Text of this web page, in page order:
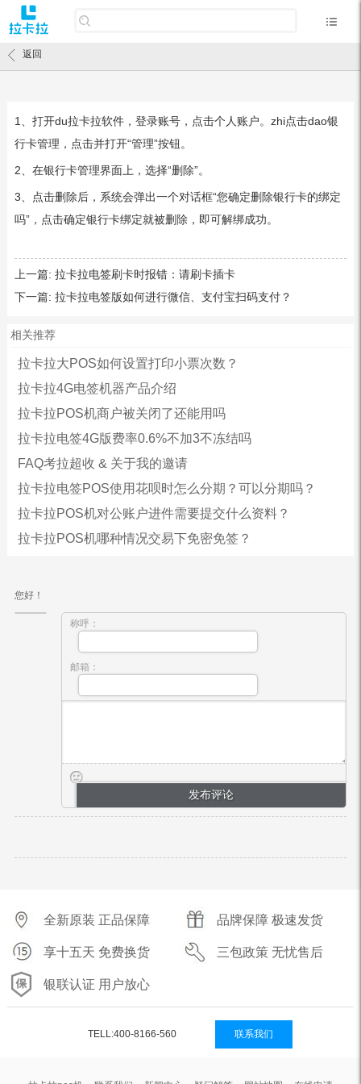
返回
1、打开du拉卡拉软件，登录账号，点击个人账户。zhi点击dao银
行卡管理，点击并打开“管理”按钮。
2、在银行卡管理界面上，选择“删除”。
3、点击删除后，系统会弹出一个对话框“您确定删除银行卡的绑定
吗”，点击确定银行卡绑定就被删除，即可解绑成功。
上一篇: 拉卡拉电签刷卡时报错：请刷卡插卡
下一篇: 拉卡拉电签版如何进行微信、支付宝扫码支付？
相关推荐
拉卡拉大POS如何设置打印小票次数？
拉卡拉4G电签机器产品介绍
拉卡拉POS机商户被关闭了还能用吗
拉卡拉电签4G版费率0.6%不加3不冻结吗
FAQ考拉超收 & 关于我的邀请
拉卡拉电签POS使用花呗时怎么分期？可以分期吗？
拉卡拉POS机对公账户进件需要提交什么资料？
拉卡拉POS机哪种情况交易下免密免签？
您好！
称呼：
邮箱：
全新原装 正品保障 品牌保障 极速发货
享十五天 免费换货 三包政策 无忧售后
银联认证 用户放心
TELL:400-8166-560 联系我们